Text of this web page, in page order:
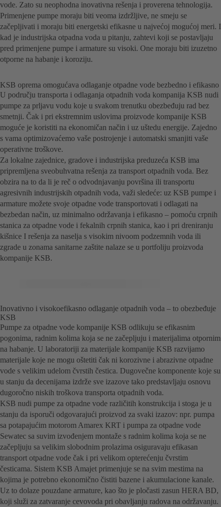
vode. Zato su neophodna inovativna rešenja i proverena tehnologija.
Primenjene pumpe moraju biti veoma izdržljive, ne smeju se
začepljivati i moraju biti energetski efikasne u najvećoj mogućoj meri. I
kad je industrijska otpadna voda u pitanju, zahtevi koji se postavljaju
pred primenjene pumpe i armature su visoki. One moraju biti izuzetno
otporne na habanje i koroziju.
KSB oprema omogućava odlaganje otpadne vode bezbedno i efikasno
U području transporta i odlaganja otpadnih voda kompanija KSB nudi
pumpe za prljavu vodu koje u svakom trenutku obezbeđuju rad bez
smetnji. Čak i pri ekstremnim uslovima proizvode kompanije KSB
moguće je koristiti na ekonomičan način i uz uštedu energije. Zajedno
s vama optimizovaćemo vaše postrojenje i automatski smanjiti vaše
operativne troškove.
Za lokalne zajednice, gradove i industrijska preduzeća KSB ima
pripremljena sveobuhvatna rešenja za transport otpadnih voda. Bez
obzira na to da li je reč o odvodnjavanju površina ili transportu
agresivnih industrijskih otpadnih voda, važi sledeće: uz KSB pumpe i
armature možete svoje otpadne vode transportovati i odlagati na
bezbedan način, uz minimalno održavanja i efikasno – pomoću crpnih
stanica za otpadne vode i fekalnih crpnih stanica, kao i pri dreniranju
kišnice I rešenja za naselja s visokim nivoom podzemnih voda ili
zgrade u zonama sanitarne zaštite nalaze se u portfoliju proizvoda
kompanije KSB.
Inovativno i visokoefikasno odlaganje otpadnih voda – to obezbeđuje
KSB
Pumpe za otpadne vode kompanije KSB odlikuju se efikasnim
pogonima, radnim kolima koja se ne začepljuju i materijalima otpornim
na habanje. U laboratoriji za materijale kompanije KSB razvijamo
materijale koje ne mogu oštetiti čak ni korozivne i abrazivne otpadne
vode s velikim udelom čvrstih čestica. Dugovečne komponente koje su
u stanju da decenijama izdrže sve izazove tako predstavljaju osnovu
dugoročno niskih troškova transporta otpadnih voda.
KSB nudi pumpe za otpadne vode različitih konstrukcija i stoga je u
stanju da isporuči odgovarajući proizvod za svaki izazov: npr. pumpa
sa potapajućim motorom Amarex KRT i pumpa za otpadne vode
Sewatec sa suvim izvođenjem montaže s radnim kolima koja se ne
začepljuju sa velikim slobodnim prolazima osiguravaju efikasan
transport otpadne vode čak i pri velikom opterećenju čvrstim
česticama. Sistem KSB Amajet primenjuje se na svim mestima na
kojima je potrebno ekonomično čistiti bazene i akumulacione kanale.
Uz to dolaze pouzdane armature, kao što je pločasti zasun HERA BD,
koji služi za zatvaranje cevovoda pri obavljanju radova na održavanju.